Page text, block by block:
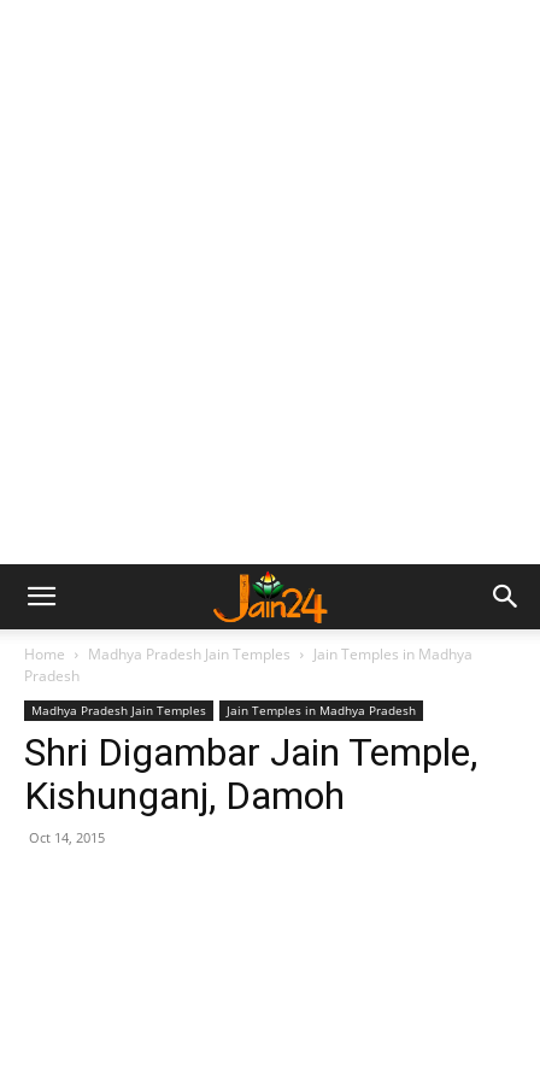
Home Madhya Pradesh Jain Temples
Jain Temples in Madhya
Pradesh
Madhya Pradesh Jain Temples Jain Temples in Madhya Pradesh
Shri Digambar Jain Temple,
Kishunganj, Damoh
Oct 14, 2015